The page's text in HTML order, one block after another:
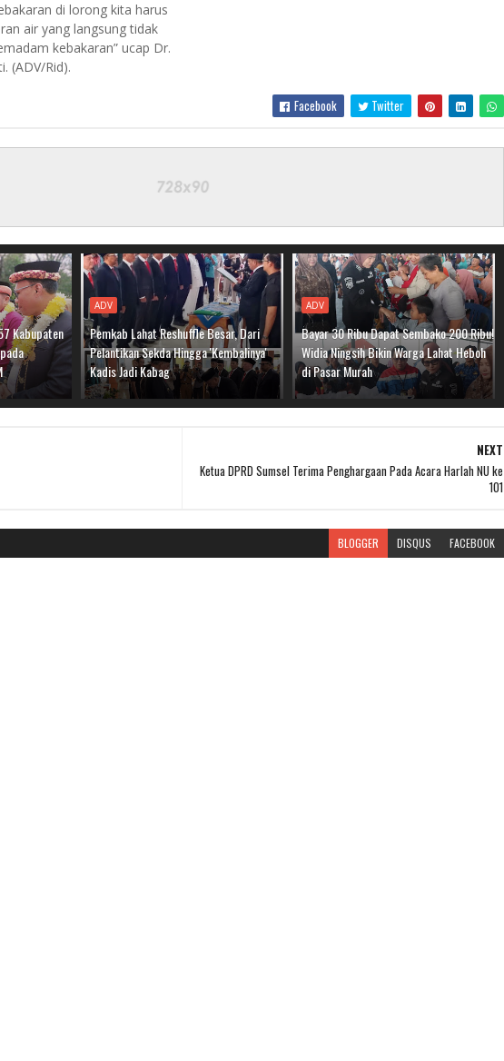
di lorong kita harus
air yang langsung tidak
kebakaran” ucap Dr.
(ADV/Rid).
Facebook Twitter
Kabupaten
ADV
Pemkab Lahat Reshuffle Besar, Dari
Pelantikan Sekda Hingga 'Kembalinya'
Kadis Jadi Kabag
ADV
Bayar 30 Ribu Dapat Sembako 200 Ribu!
Widia Ningsih Bikin Warga Lahat Heboh
di Pasar Murah
NEXT
Ketua DPRD Sumsel Terima Penghargaan Pada Acara Harlah NU ke
101
BLOGGER DISQUS FACEBOOK